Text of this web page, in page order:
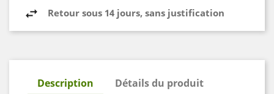
Retour sous 14 jours, sans justification
Description
Détails du produit